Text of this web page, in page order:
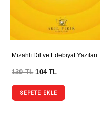
Mizahlı Dil ve Edebiyat Yazıları
130TL 104TL
SEPETE EKLE